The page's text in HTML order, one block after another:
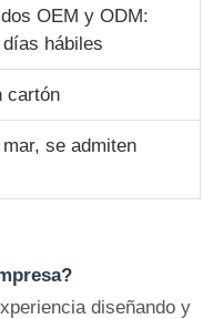
OEM y ODM:
hábiles
cartón
se admiten
diseñando y